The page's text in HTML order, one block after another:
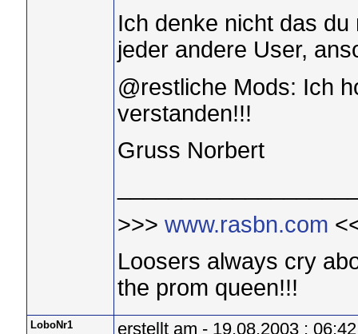
Ich denke nicht das
jeder andere User,
@restliche Mods: Ich
verstanden!!!
Gruss Norbert
>>> www.rasbn.com
Loosers always cry
the prom queen!!!
LoboNr1 erstellt am - 19.08.2003 :